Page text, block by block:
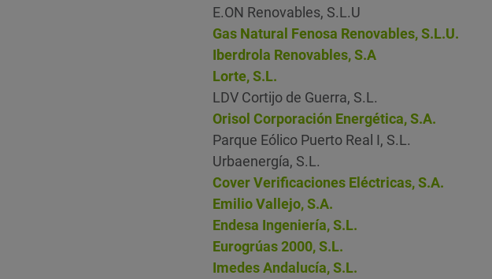
E.ON Renovables, S.L.U
Gas Natural Fenosa Renovables, S.L.U.
Iberdrola Renovables, S.A
Lorte, S.L.
LDV Cortijo de Guerra, S.L.
Orisol Corporación Energética, S.A.
Parque Eólico Puerto Real I, S.L.
Urbaenergía, S.L.
Cover Verificaciones Eléctricas, S.A.
Emilio Vallejo, S.A.
Endesa Ingeniería, S.L.
Eurogrúas 2000, S.L.
Imedes Andalucía, S.L.